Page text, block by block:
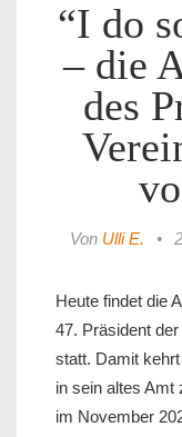
“I do
– die
des
Von Ulli E. •
Heute findet die
47. Präsident
statt. Damit
in sein altes Amt
im November